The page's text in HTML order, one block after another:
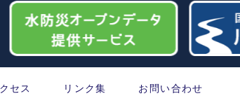
セス リンク集 お問い合わせ